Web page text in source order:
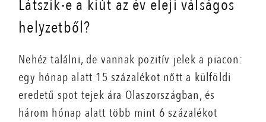
Látszik-e a kiút az év eleji válságos
helyzetből?
Nehéz találni, de vannak pozitív jelek a piacon:
egy hónap alatt 15 százalékot nőtt a külföldi
eredetű spot tejek ára Olaszországban, és
három hónap alatt több mint 6 százalékot